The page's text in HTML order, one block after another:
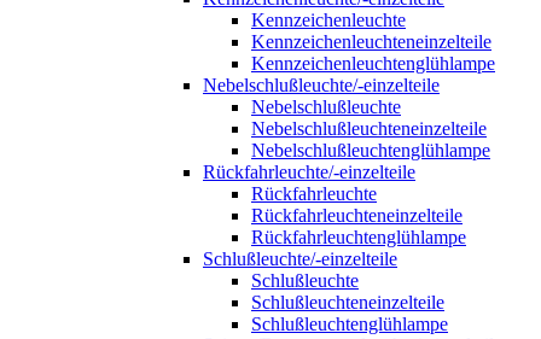
Kennzeichenleuchte
Kennzeichenleuchteneinzelteile
Kennzeichenleuchtenglühlampe
Nebelschlußleuchte/-einzelteile
Nebelschlußleuchte
Nebelschlußleuchteneinzelteile
Nebelschlußleuchtenglühlampe
Rückfahrleuchte/-einzelteile
Rückfahrleuchte
Rückfahrleuchteneinzelteile
Rückfahrleuchtenglühlampe
Schlußleuchte/-einzelteile
Schlußleuchte
Schlußleuchteneinzelteile
Schlußleuchtenglühlampe